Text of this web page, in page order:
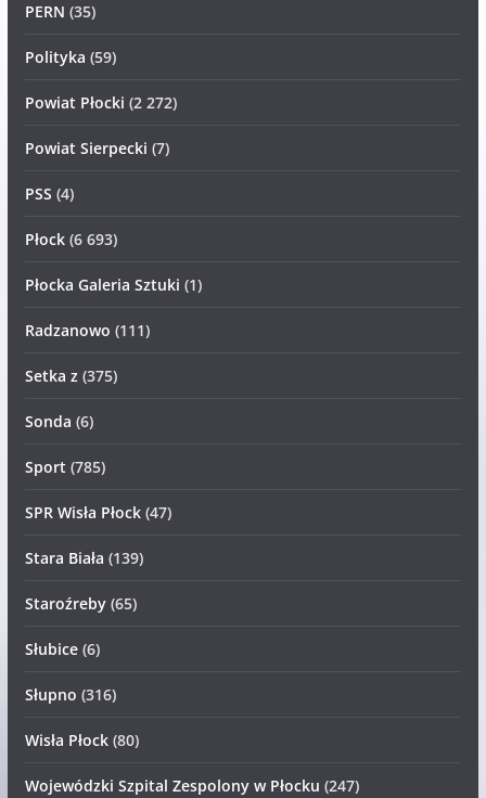
PERN (35)
Polityka (59)
Powiat Płocki (2 272)
Powiat Sierpecki (7)
PSS (4)
Płock(6 693)
Płocka Galeria Sztuki (1)
Radzanowo (111)
Setka z(375)
Sonda (6)
Sport (785)
SPR Wisła Płock(47)
Stara Biała (139)
Staroźreby(65)
Słubice(6)
Słupno (316)
Wisła Płock(80)
Wojewódzki Szpital Zespolony w Płocku (247)